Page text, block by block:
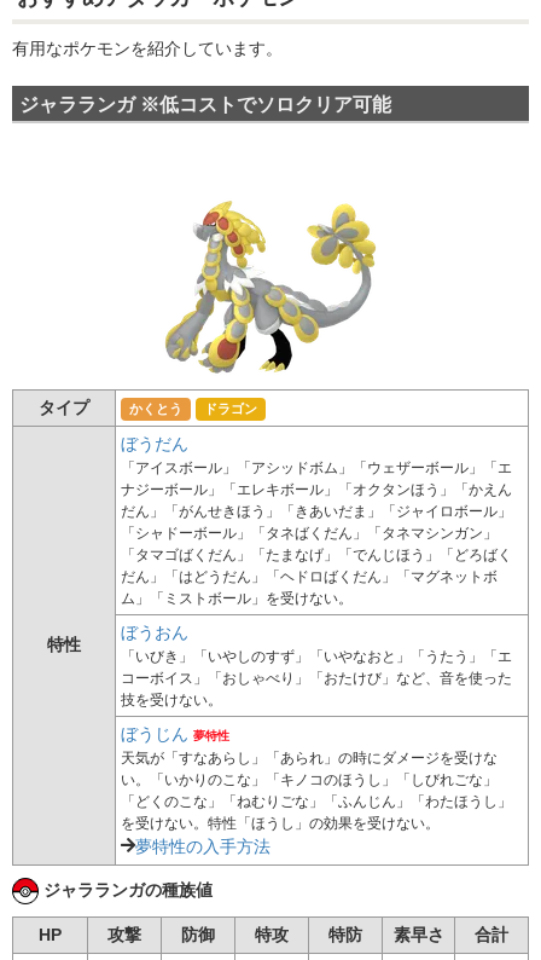
有用なポケモンを紹介しています。
ジャラランガ ※低コストでソロクリア可能
タイプ かくとう ドラゴン
特性
ぼうだん
「アイスボール」「アシッドボム」「ウェザーボール」「エ
ナジーボール」「エレキボール」「オクタンほう」「かえん
だん」「がんせきほう」「きあいだま」「ジャイロボール」
「シャドーボール」「タネばくだん」「タネマシンガン」
「タマゴばくだん」「たまなげ」「でんじほう」「どろばく
だん」「はどうだん」「ヘドロばくだん」「マグネットボ
ム」「ミストボール」を受けない。
ぼうおん
「いびき」「いやしのすず」「いやなおと」「うたう」「エ
コーボイス」「おしゃべり」「おたけび」など、音を使った
技を受けない。
ぼうじん 夢特性
天気が「すなあらし」「あられ」の時にダメージを受けな
い。「いかりのこな」「キノコのほうし」「しびれごな」
「どくのこな」「ねむりごな」「ふんじん」「わたほうし」
を受けない。特性「ほうし」の効果を受けない。
夢特性の入手方法
ジャラランガの種族値
HP 攻撃 防御 特攻 特防 素早さ
合計